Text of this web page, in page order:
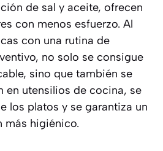
de sal y aceite, ofrecen
con menos esfuerzo. Al
con una rutina de
no solo se consigue
sino que también se
en utensilios de cocina, se
los platos y se garantiza un
más higiénico.